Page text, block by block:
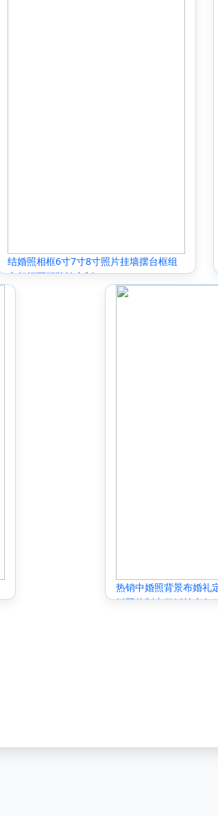
结婚照相框6寸7寸8寸照片挂墙摆台框组
合相框画框装裱定制
热销中婚照背景布婚礼
婚照片制定做婚纱庆各